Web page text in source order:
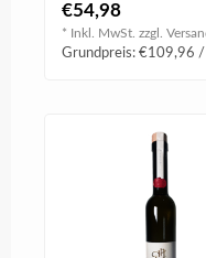
eine goldgelbe Far..
€54,98
* Inkl. MwSt. zzgl.
Grundpreis: €109,96